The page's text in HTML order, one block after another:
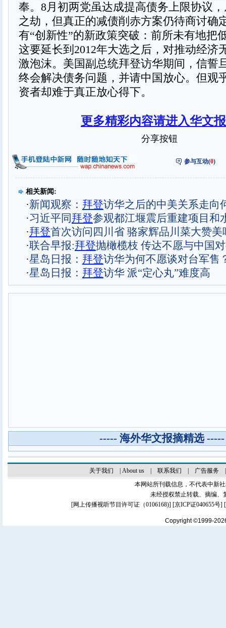
奉。8月初两党虽达成提高债务上限协议
之劫，但真正的减债削赤方案仍待商讨确
有“创新性”的新政策突破：前所未有地把
这要延长到2012年大选之后，对推动经济
激泡沫。美国副总统拜登访华期间，信誓
终会解决债务问题，并请中国放心。但观
资者却难于真正放心得下。
更多精彩内容请进入华文
分享按钮
参与互动(0)
相关新闻:
·新闻观察： 拜登访华之后的中美关系走向
·习近平同拜登参观都江堰震后重建项目和
·拜登首次访问四川省 骆家辉品川菜大赞美
·联合早报:拜登抛橄榄枝 传达不愿与中国
·星岛日报： 拜登访华为何不愿谈对台军售
·星岛日报： 拜登访华 派“定心丸”难度高
----- 海外华文报摘精选 -----
关于我们 About us| 联系我们 广告服务
本网站所刊载信息，不代表中新
未经授权禁止转载、摘编、
[网上传播视听节目许可证（0106168)] [京ICP证040655号]
Copyright ©1999-